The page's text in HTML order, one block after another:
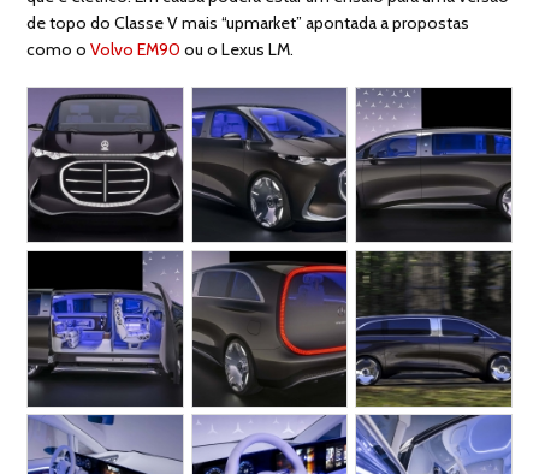
de topo do Classe V mais “upmarket” apontada a propostas
como oVolvo EM90 ou o Lexus LM.